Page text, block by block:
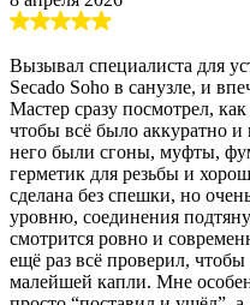
Вызывал специалиста для
Secado Soho в санузле, и
Мастер сразу посмотрел,
чтобы всё было аккуратно
него были сгоны, муфты,
герметик для резьбы и
сделана без спешки, но
уровню, соединения
смотрится ровно и
ещё раз всё проверил,
малейшей капли. Мне